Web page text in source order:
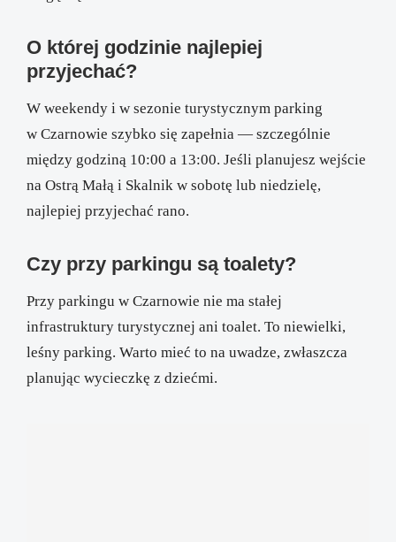
O której godzinie najlepiej
przyjechać?
W weekendy i w sezonie turystycznym parking
w Czarnowie szybko się zapełnia — szczególnie
między godziną 10:00 a 13:00. Jeśli planujesz wejście
na Ostrą Małą i Skalnik w sobotę lub niedzielę,
najlepiej przyjechać rano.
Czy przy parkingu są toalety?
Przy parkingu w Czarnowie nie ma stałej
infrastruktury turystycznej ani toalet. To niewielki,
leśny parking. Warto mieć to na uwadze, zwłaszcza
planując wycieczkę z dziećmi.